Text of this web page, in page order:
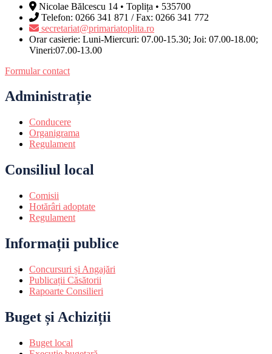
Nicolae Bălcescu 14 • Toplița • 535700
Telefon: 0266 341 871 / Fax: 0266 341 772
secretariat@primariatoplita.ro
Orar casierie: Luni-Miercuri: 07.00-15.30; Joi: 07.00-18.00;
Vineri:07.00-13.00
Formular contact
Administrație
Conducere
Organigrama
Regulament
Consiliul local
Comisii
Hotărâri adoptate
Regulament
Informații publice
Concursuri și Angajări
Publicații Căsătorii
Rapoarte Consilieri
Buget și Achiziții
Buget local